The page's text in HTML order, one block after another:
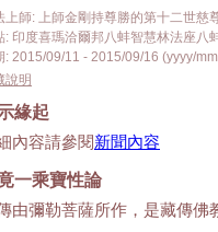
上師: 上師金剛持尊勝的第十二世慈
: 印度喜瑪洽爾邦八蚌智慧林法座八
: 2015/09/11 - 2015/09/16 (yyyy/
說明
緣起
內容請參閱新聞內容
一乘寶性論
由彌勒菩薩所作，是藏傳佛